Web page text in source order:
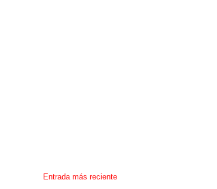
Entrada más reciente